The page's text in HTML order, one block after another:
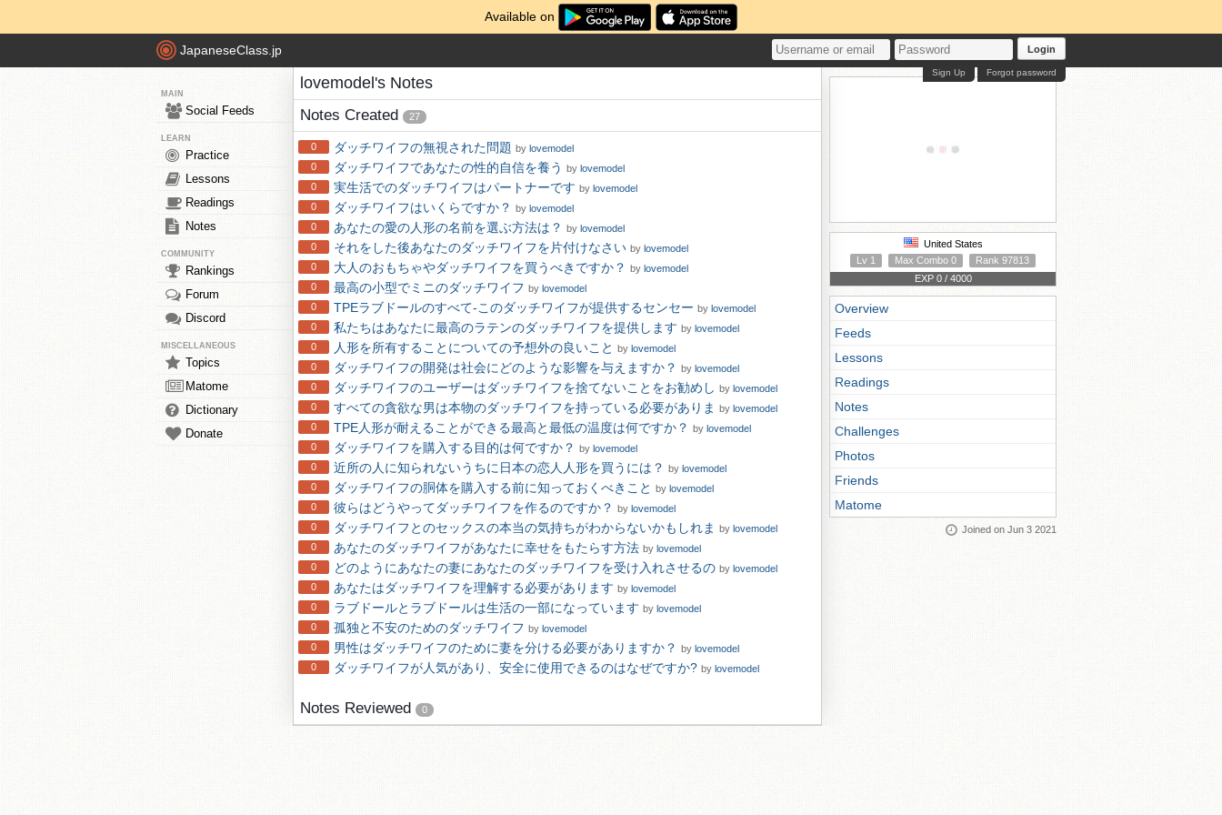
Available on
JapaneseClass.jp Login
Forgot password
Sign Up
MAIN
Social Feeds
LEARN
Practice
Lessons
Readings
Notes
COMMUNITY
Rankings
Forum
Discord
MISCELLANEOUS
Topics
Matome
Dictionary
Donate
lovemodel's Notes
Notes Created 27
0 ダッチワイフの無視された問題 by lovemodel
0
ダッチワイフであなたの性的自信を養う by lovemodel
0
実生活でのダッチワイフはパートナーです by lovemodel
0
ダッチワイフはいくらですか？ by lovemodel
0
あなたの愛の人形の名前を選ぶ方法は？ by lovemodel
0
それをした後あなたのダッチワイフを片付けなさい by lovemodel
0
大人のおもちゃやダッチワイフを買うべきですか？ by lovemodel
0
最高の小型でミニのダッチワイフ by lovemodel
0
TPEラブドールのすべて-このダッチワイフが提供するセンセー by lovemodel
0
私たちはあなたに最高のラテンのダッチワイフを提供します by lovemodel
0
人形を所有することについての予想外の良いこと by lovemodel
0
ダッチワイフの開発は社会にどのような影響を与えますか？ by lovemodel
0
ダッチワイフのユーザーはダッチワイフを捨てないことをお勧めし by lovemodel
0
すべての貪欲な男は本物のダッチワイフを持っている必要がありま by lovemodel
0
TPE人形が耐えることができる最高と最低の温度は何ですか？ by lovemodel
0
ダッチワイフを購入する目的は何ですか？ by lovemodel
0
近所の人に知られないうちに日本の恋人人形を買うには？ by lovemodel
0
ダッチワイフの胴体を購入する前に知っておくべきこと by lovemodel
0
彼らはどうやってダッチワイフを作るのですか？ by lovemodel
0
ダッチワイフとのセックスの本当の気持ちがわからないかもしれま by lovemodel
0
あなたのダッチワイフがあなたに幸せをもたらす方法 by lovemodel
0
どのようにあなたの妻にあなたのダッチワイフを受け入れさせるの by lovemodel
0
あなたはダッチワイフを理解する必要があります by lovemodel
0
ラブドールとラブドールは生活の一部になっています by lovemodel
0
孤独と不安のためのダッチワイフ by lovemodel
0
男性はダッチワイフのために妻を分ける必要がありますか？ by lovemodel
0
ダッチワイフが人気があり、安全に使用できるのはなぜですか? by lovemodel
Notes Reviewed 0
United States
Lv 1
Max Combo 0
Rank 97813
EXP 0 / 4000
Overview
Feeds
Lessons
Readings
Notes
Challenges
Photos
Friends
Matome
Joined on Jun 3 2021